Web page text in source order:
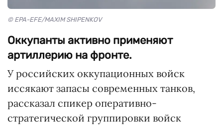
© EPA-EFE/MAXIM SHIPENKOV
Оккупанты активно применяют
артиллерию на фронте.
У российских оккупационных войск
иссякают запасы современных танков,
рассказал спикер оперативно-
стратегической группировки войск